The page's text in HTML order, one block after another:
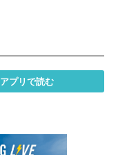
アプリで読む